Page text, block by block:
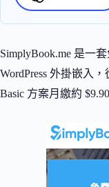
SimplyBook.me 是一
WordPress 外掛嵌入
Basic 方案月繳約